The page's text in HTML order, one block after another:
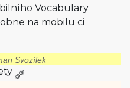
Vocabulary
na mobilu ci
Svozílek